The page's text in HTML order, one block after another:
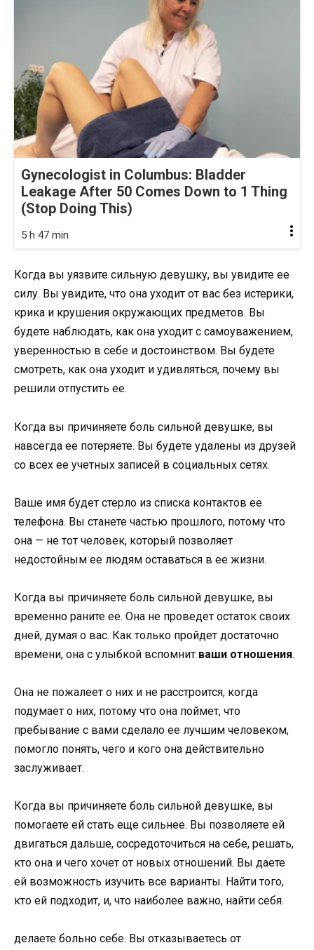
Gynecologist in Columbus: Bladder
Leakage After 50 Comes Down to 1 Thing
(Stop Doing This)
5 h 47 min
Когда вы уязвите сильную девушку, вы увидите ее
силу. Вы увидите, что она уходит от вас без истерики,
крика и крушения окружающих предметов. Вы
будете наблюдать, как она уходит с самоуважением,
уверенностью в себе и достоинством. Вы будете
смотреть, как она уходит и удивляться, почему вы
решили отпустить ее.
Когда вы причиняете боль сильной девушке, вы
навсегда ее потеряете. Вы будете удалены из друзей
со всех ее учетных записей в социальных сетях.
Ваше имя будет стерло из списка контактов ее
телефона. Вы станете частью прошлого, потому что
она — не тот человек, который позволяет
недостойным ее людям оставаться в ее жизни.
Когда вы причиняете боль сильной девушке, вы
временно раните ее. Она не проведет остаток своих
дней, думая о вас. Как только пройдет достаточно
времени, она с улыбкой вспомнит ваши отношения.
Она не пожалеет о них и не расстроится, когда
подумает о них, потому что она поймет, что
пребывание с вами сделало ее лучшим человеком,
помогло понять, чего и кого она действительно
заслуживает.
Когда вы причиняете боль сильной девушке, вы
помогаете ей стать еще сильнее. Вы позволяете ей
двигаться дальше, сосредоточиться на себе, решать,
кто она и чего хочет от новых отношений. Вы даете
ей возможность изучить все варианты. Найти того,
кто ей подходит, и, что наиболее важно, найти себя.
делаете больно себе. Вы отказываетесь от